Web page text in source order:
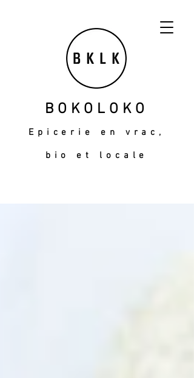
BOKOLOKO
Epicerie en vrac,
bio et locale